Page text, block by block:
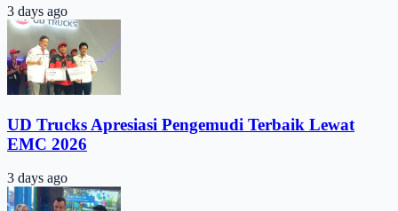
3 days ago
UD Trucks Apresiasi Pengemudi Terbaik Lewat
EMC 2026
3 days ago